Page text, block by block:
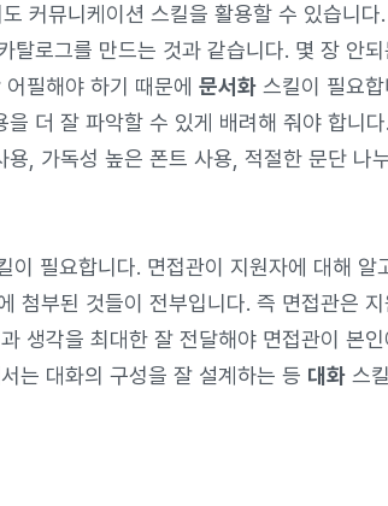
커뮤니케이션 스킬을 활용할 수 있습니
탈로그를 만드는 것과 같습니다. 몇 장 안되
어필해야 하기 때문에 문서화 스킬이 필요합
더 잘 파악할 수 있게 배려해 줘야 합니
, 가독성 높은 폰트 사용, 적절한 문단 나
이 필요합니다. 면접관이 지원자에 대해 알
첨부된 것들이 전부입니다. 즉 면접관은
생각을 최대한 잘 전달해야 면접관이 본
는 대화의 구성을 잘 설계하는 등 대화 스